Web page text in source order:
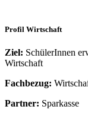
Profil Wirtschaft
Ziel: SchülerInnen
Wirtschaft
Fachbezug:
Partner: Sparkasse